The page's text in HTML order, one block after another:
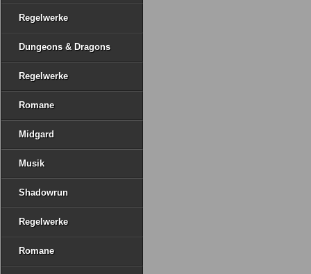
Regelwerke
Dungeons & Dragons
Regelwerke
Romane
Midgard
Musik
Shadowrun
Regelwerke
Romane